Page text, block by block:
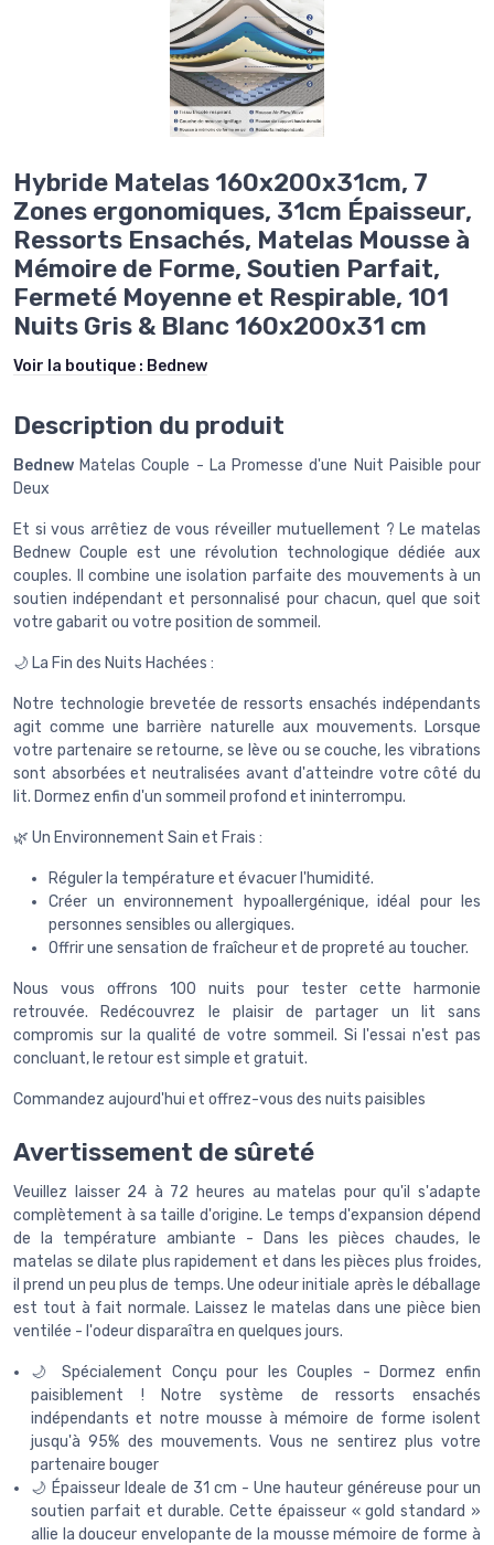
Hybride Matelas 160x200x31cm, 7
Zones ergonomiques, 31cm Épaisseur,
Ressorts Ensachés, Matelas Mousse à
Mémoire de Forme, Soutien Parfait,
Fermeté Moyenne et Respirable, 101
Nuits Gris & Blanc 160x200x31 cm
Voir la boutique : Bednew
Description du produit
Bednew Matelas Couple - La Promesse d'une Nuit Paisible pour
Deux
Et si vous arrêtiez de vous réveiller mutuellement ? Le matelas
Bednew Couple est une révolution technologique dédiée aux
couples. Il combine une isolation parfaite des mouvements à un
soutien indépendant et personnalisé pour chacun, quel que soit
votre gabarit ou votre position de sommeil.
🌙 La Fin des Nuits Hachées :
Notre technologie brevetée de ressorts ensachés indépendants
agit comme une barrière naturelle aux mouvements. Lorsque
votre partenaire se retourne, se lève ou se couche, les vibrations
sont absorbées et neutralisées avant d'atteindre votre côté du
lit. Dormez enfin d'un sommeil profond et ininterrompu.
🌿 Un Environnement Sain et Frais :
Réguler la température et évacuer l'humidité.
Créer un environnement hypoallergénique, idéal pour les
personnes sensibles ou allergiques.
Offrir une sensation de fraîcheur et de propreté au toucher.
Nous vous offrons 100 nuits pour tester cette harmonie
retrouvée. Redécouvrez le plaisir de partager un lit sans
compromis sur la qualité de votre sommeil. Si l'essai n'est pas
concluant, le retour est simple et gratuit.
Commandez aujourd'hui et offrez-vous des nuits paisibles
Avertissement de sûreté
Veuillez laisser 24 à 72 heures au matelas pour qu'il s'adapte
complètement à sa taille d'origine. Le temps d'expansion dépend
de la température ambiante - Dans les pièces chaudes, le
matelas se dilate plus rapidement et dans les pièces plus froides,
il prend un peu plus de temps. Une odeur initiale après le déballage
est tout à fait normale. Laissez le matelas dans une pièce bien
ventilée - l'odeur disparaîtra en quelques jours.
🌙 Spécialement Conçu pour les Couples - Dormez enfin
paisiblement ! Notre système de ressorts ensachés
indépendants et notre mousse à mémoire de forme isolent
jusqu'à 95% des mouvements. Vous ne sentirez plus votre
partenaire bouger
🌙 Épaisseur Ideale de 31 cm - Une hauteur généreuse pour un
soutien parfait et durable. Cette épaisseur « gold standard »
allie la douceur envelopante de la mousse mémoire de forme à